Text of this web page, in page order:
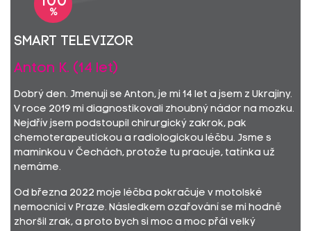
%
Smart televizor
Anton K. (14 let)
Dobrý den. Jmenuji se Anton, je mi 14 let a jsem z Ukrajiny.
V roce 2019 mi diagnostikovali zhoubný nádor na mozku.
Nejdřív jsem podstoupil chirurgický zakrok, pak
chemoterapeutickou a radiologickou léčbu. Jsme s
maminkou v Čechách, protože tu pracuje, tatínka už
nemáme.
Od března 2022 moje léčba pokračuje v motolské
nemocnici v Praze. Následkem ozařování se mi hodně
zhoršil zrak, a proto bych si moc a moc přál velký